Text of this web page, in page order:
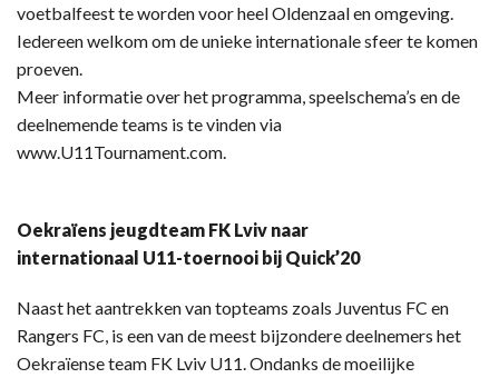
voetbalfeest te worden voor heel Oldenzaal en omgeving.
Iedereen welkom om de unieke internationale sfeer te komen
proeven.
Meer informatie over het programma, speelschema’s en de
deelnemende teams is te vinden via
www.U11Tournament.com.
Oekraïens jeugdteam FK Lviv naar
internationaal U11-toernooi bij Quick’20
Naast het aantrekken van topteams zoals Juventus FC en
Rangers FC, is een van de meest bijzondere deelnemers het
Oekraïense team FK Lviv U11. Ondanks de moeilijke